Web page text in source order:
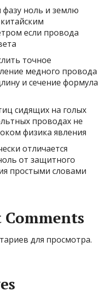
фазу ноль и землю
если провода
точное
медного провода
и сечение формула
сидящих на голых
проводах не
физика явления
отличается
от защитного
простыми словами
Comments
для просмотра.